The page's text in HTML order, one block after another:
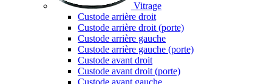
Vitrage
Custode arrière droit
Custode arrière droit (porte)
Custode arrière gauche
Custode arrière gauche (porte)
Custode avant droit
Custode avant droit (porte)
Custode avant gauche